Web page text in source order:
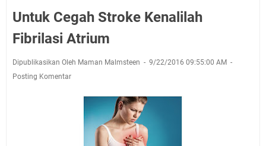
Untuk Cegah Stroke Kenalilah
Fibrilasi Atrium
Dipublikasikan Oleh Maman Malmsteen
9/22/2016 09:55:00 AM
Posting Komentar